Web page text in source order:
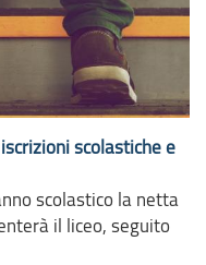
scolastiche e
scolastico la netta
il liceo, seguito